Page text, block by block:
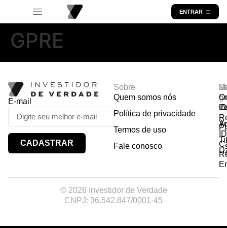
ENTRAR
GPRE
E-mail
CADASTRAR
Sobre
Quem somos nós
Política de privacidade
Termos de uso
Fale conosco
© 2026 Investidor de Verdade
CNPJ: 36.542.847/0001-45